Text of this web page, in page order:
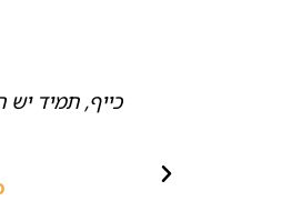
כייף, תמיד יש